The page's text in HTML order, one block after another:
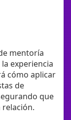
mentoría
experiencia
cómo aplicar
de
que
relación.